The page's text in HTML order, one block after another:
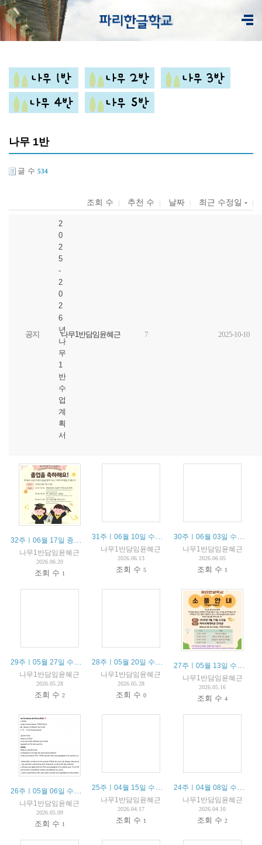
나무 1반
글 수 534
조회 수 추천 수 날짜 최근 수정일
공지
2
0
2
5
-
2
0
2
6
년
나
무
1
반
수
업
계
획
서
나무1반담임윤혜근 7 2025-10-10
나무1반담임윤혜근
2026.06.20
조회 수 1
나무1반담임윤혜근
2026.06.13
조회 수 5
나무1반담임윤혜근
2026.06.05
조회 수 1
나무1반담임윤혜근
2026.05.28
조회 수 2
나무1반담임윤혜근
2026.05.28
조회 수 0
나무1반담임윤혜근
2026.05.16
조회 수4
나무1반담임윤혜근
2026.05.09
조회 수 1
나무1반담임윤혜근
2026.04.17
조회 수 1
나무1반담임윤혜근
2026.04.10
조회 수2